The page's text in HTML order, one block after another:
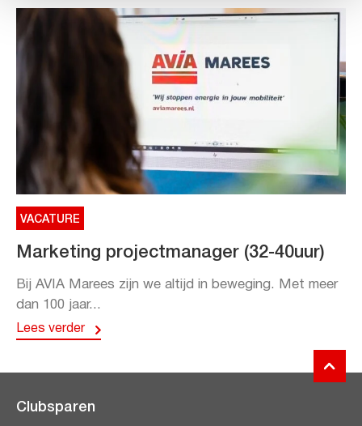
VACATURE
Marketing projectmanager (32-40uur)
Bij AVIA Marees zijn we altijd in beweging. Met meer
dan 100 jaar...
Lees verder
Clubsparen